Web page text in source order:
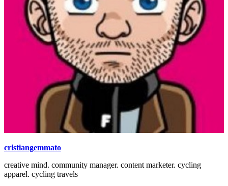
cristiangemmato
creative mind. community manager. content marketer. cycling
apparel. cycling travels